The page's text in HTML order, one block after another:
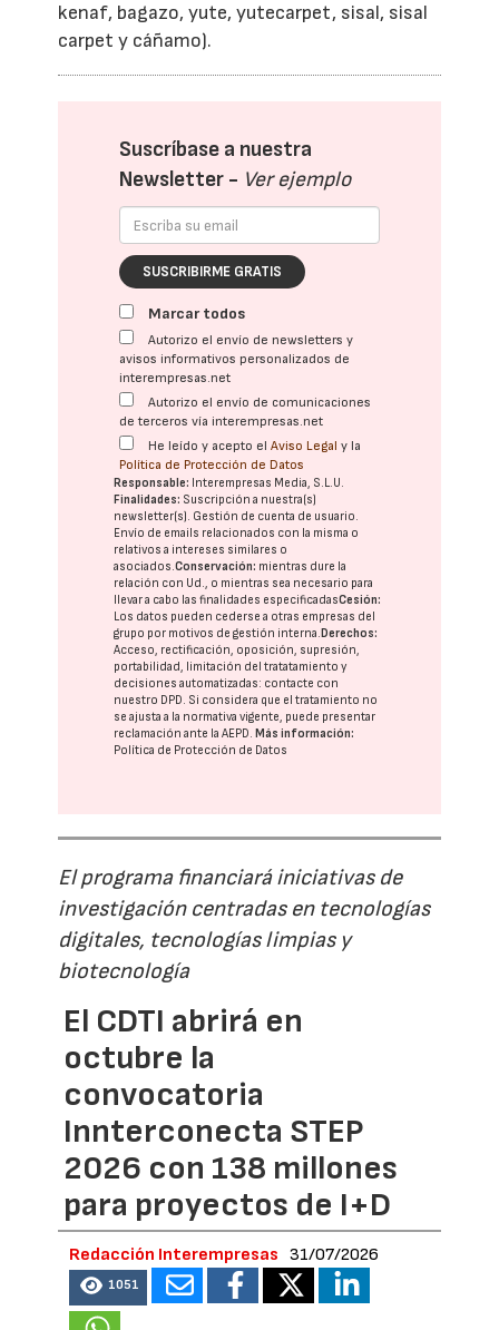
kenaf, bagazo, yute, yutecarpet, sisal, sisal
carpet y cáñamo).
Suscríbase a nuestra
Newsletter - Ver ejemplo
SUSCRIBIRME GRATIS
Marcar todos
Autorizo el envío de newsletters y
avisos informativos personalizados de
interempresas.net
Autorizo el envío de comunicaciones
de terceros vía interempresas.net
He leído y acepto elAviso Legal y la
Política de Protección de Datos
Responsable: Interempresas Media, S.L.U.
Finalidades: Suscripción a nuestra(s)
newsletter(s). Gestión de cuenta de usuario.
Envío de emails relacionados con la misma o
relativos a intereses similares o
asociados.Conservación: mientras dure la
relación con Ud., o mientras sea necesario para
llevar a cabo las finalidades especificadasCesión:
Los datos pueden cederse a otras empresas del
grupo por motivos de gestión interna. Derechos:
Acceso, rectificación, oposición, supresión,
portabilidad, limitación del tratatamiento y
decisiones automatizadas: contacte con
nuestro DPD. Si considera que el tratamiento no
se ajusta a la normativa vigente, puede presentar
reclamación ante laAEPD. Más información:
Política de Protección de Datos
El programa financiará iniciativas de
investigación centradas en tecnologías
digitales, tecnologías limpias y
biotecnología
El CDTI abrirá en
octubre la
convocatoria
Innterconecta STEP
2026 con 138 millones
para proyectos de I+D
Redacción Interempresas 31/07/2026
1051